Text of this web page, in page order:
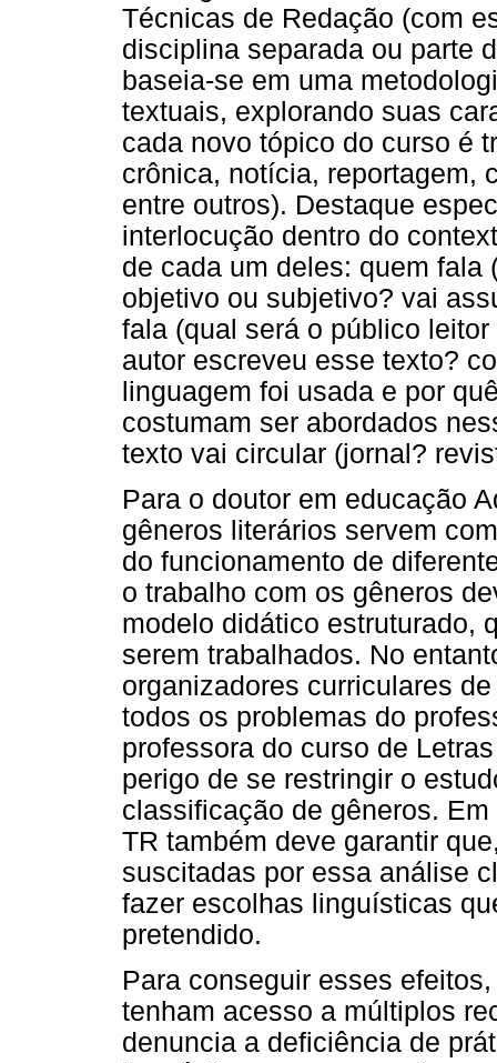
Técnicas de Redação (com
disciplina separada ou parte
baseia-se em uma
textuais, explorando suas
cada novo tópico do curso é
crônica, notícia, reportagem,
entre outros). Destaque
interlocução dentro do
de cada um deles: quem
objetivo ou subjetivo? vai
fala (qual será o público
autor escreveu esse texto?
linguagem foi usada e por
costumam ser abordados
texto vai circular (jornal?
Para o doutor em educação
gêneros literários servem
do funcionamento de
o trabalho com os gêneros
modelo didático estruturado,
serem trabalhados. No
organizadores curriculares
todos os problemas do
professora do curso de
perigo de se restringir o
classificação de gêneros.
TR também deve garantir
suscitadas por essa análise
fazer escolhas linguísticas
pretendido.
Para conseguir esses
tenham acesso a múltiplos
denuncia a deficiência de